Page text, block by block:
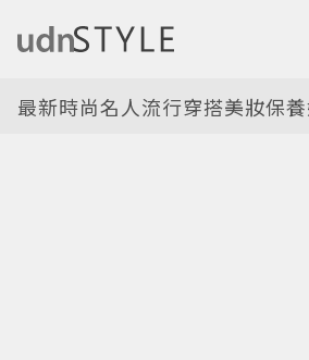
最新時尚名人流行穿搭美妝保養